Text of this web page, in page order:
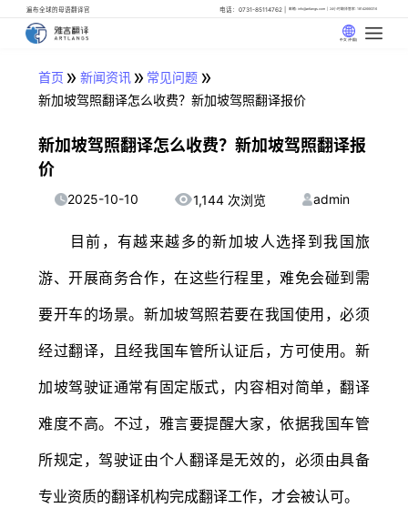
遍布全球的母语翻译官 电话：0731-85114762 邮箱: info@artlangs.com 24小时翻译管家: 18142666316
中文 (中国)
首页 » 新闻资讯» 常见问题 »
新加坡驾照翻译怎么收费？新加坡驾照翻译报价
新加坡驾照翻译怎么收费？新加坡驾照翻译报
价
2025-10-10 1,144 次浏览 admin
目前，有越来越多的新加坡人选择到我国旅
游、开展商务合作，在这些行程里，难免会碰到需
要开车的场景。新加坡驾照若要在我国使用，必须
经过翻译，且经我国车管所认证后，方可使用。新
加坡驾驶证通常有固定版式，内容相对简单，翻译
难度不高。不过，雅言要提醒大家，依据我国车管
所规定，驾驶证由个人翻译是无效的，必须由具备
专业资质的翻译机构完成翻译工作，才会被认可。